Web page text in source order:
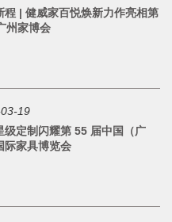
程 | 健威家百悦焕新力作亮相第
州家博会
19
级定制闪耀第 55 届中国（广
际家具博览会